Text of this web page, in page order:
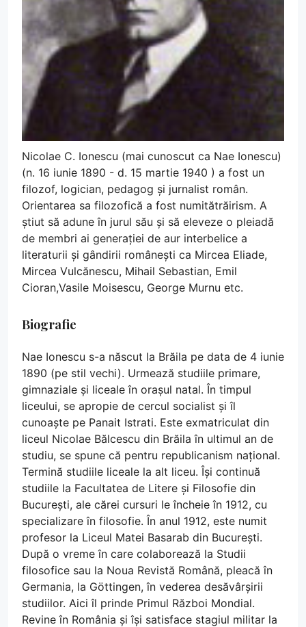
Nicolae C. Ionescu (mai cunoscut ca Nae Ionescu)
(n. 16 iunie 1890 - d. 15 martie 1940 ) a fost un
filozof, logician, pedagog și jurnalist român.
Orientarea sa filozofică a fost numitătrăirism. A
știut să adune în jurul său și să eleveze o pleiadă
de membri ai generației de aur interbelice a
literaturii și gândirii românești ca Mircea Eliade,
Mircea Vulcănescu, Mihail Sebastian, Emil
Cioran,Vasile Moisescu, George Murnu etc.
Biografie
Nae Ionescu s-a născut la Brăila pe data de 4 iunie
1890 (pe stil vechi). Urmează studiile primare,
gimnaziale și liceale în orașul natal. În timpul
liceului, se apropie de cercul socialist și îl
cunoaște pe Panait Istrati. Este exmatriculat din
liceul Nicolae Bălcescu din Brăila în ultimul an de
studiu, se spune că pentru republicanism național.
Termină studiile liceale la alt liceu. Își continuă
studiile la Facultatea de Litere și Filosofie din
București, ale cărei cursuri le încheie în 1912, cu
specializare în filosofie. În anul 1912, este numit
profesor la Liceul Matei Basarab din București.
După o vreme în care colaborează la Studii
filosofice sau la Noua Revistă Română, pleacă în
Germania, la Göttingen, în vederea desăvârșirii
studiilor. Aici îl prinde Primul Război Mondial.
Revine în România și își satisface stagiul militar la